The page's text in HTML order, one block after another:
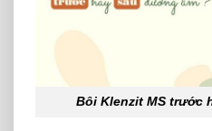
Bôi Klenzit MS trước